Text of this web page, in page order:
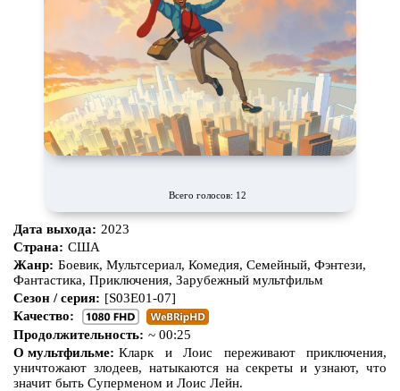
Всего голосов: 12
Дата выхода: 2023
Страна: США
Жанр: Боевик, Мультсериал, Комедия, Семейный, Фэнтези,
Фантастика, Приключения, Зарубежный мультфильм
Сезон / серия: [S03E01-07]
Качество:
Продолжительность: ~ 00:25
О мультфильме: Кларк и Лоис переживают приключения,
уничтожают злодеев, натыкаются на секреты и узнают, что
значит быть Суперменом и Лоис Лейн.